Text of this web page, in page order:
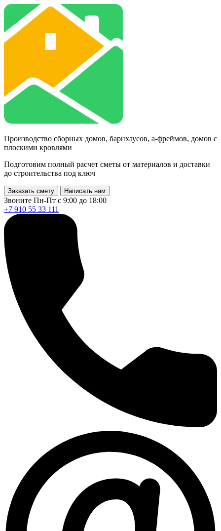
Производство сборных домов, барнхаусов, а-фреймов, домов с
плоскими кровлями
Подготовим полный расчет сметы от материалов и доставки
до строительства под ключ
Заказать смету Написать нам
Звоните Пн-Пт с 9:00 до 18:00
+7 910 55 33 111